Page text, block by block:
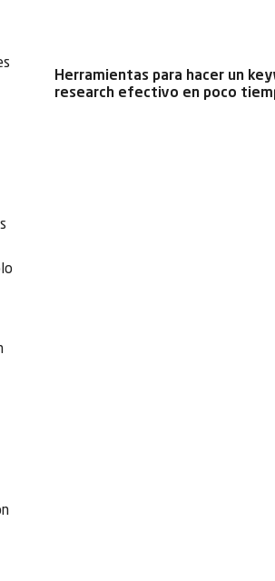
Herramientas para hacer un
research efectivo en poco